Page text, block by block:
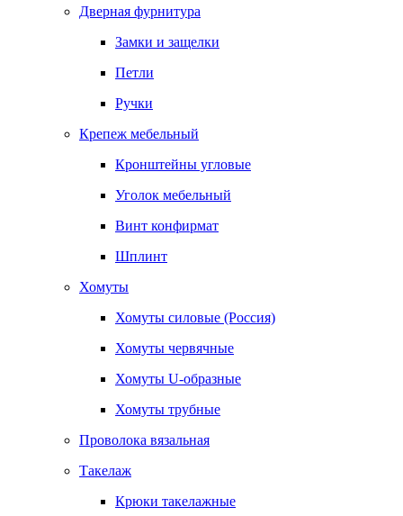
Дверная фурнитура
Замки и защелки
Петли
Ручки
Крепеж мебельный
Кронштейны угловые
Уголок мебельный
Винт конфирмат
Шплинт
Хомуты
Хомуты силовые (Россия)
Хомуты червячные
Хомуты U-образные
Хомуты трубные
Проволока вязальная
Такелаж
Крюки такелажные